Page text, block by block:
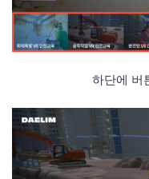
하단에 버